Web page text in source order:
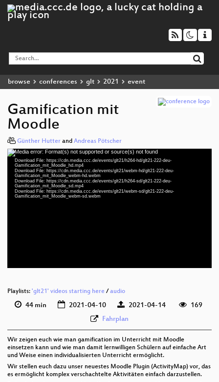
browse conferences glt 2021 event
Gamification mit
Moodle
Günther Hutter and Andreas Pötscher
Video
Player
Media error: Format(s) not supported or source(s) not found
Download File: https://cdn.media.ccc.de/events/glt21/h264-hd/glt21-222-deu-
Gamification_mit_Moodle_hd.mp4
Download File: https://cdn.media.ccc.de/events/glt21/webm-hd/glt21-222-deu-
Gamification_mit_Moodle_webm-hd.webm
Download File: https://cdn.media.ccc.de/events/glt21/h264-sd/glt21-222-deu-
Gamification_mit_Moodle_sd.mp4
Download File: https://cdn.media.ccc.de/events/glt21/webm-sd/glt21-222-deu-
Gamification_mit_Moodle_webm-sd.webm
Playlists: 'glt21' videos starting here / audio
44 min 2021-04-10 2021-04-14
169
Fahrplan
Wir zeigen euch wie man gamification im Unterricht mit Moodle
einsetzen kann und wie man damit lernwilligen Schülern auf einfache Art
und Weise einen individualisierten Unterricht ermöglicht.
Wir stellen euch dazu unser neuestes Moodle Plugin (ActivityMap) vor, das
es ermöglicht komplex verschachtelte Aktivitäten einfach darzustellen.